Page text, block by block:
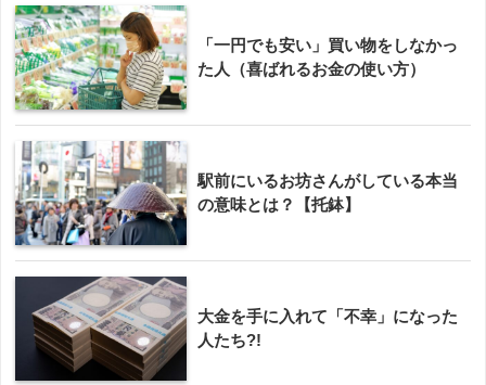
「一円でも安い」買い物をしなかっ
た人（喜ばれるお金の使い方）
駅前にいるお坊さんがしている本当
の意味とは？【托鉢】
大金を手に入れて「不幸」になった
人たち?!